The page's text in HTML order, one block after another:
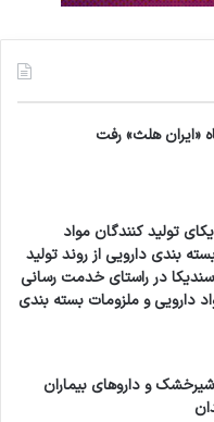
«ایران هلث» رفت
تولید کنندگان مواد
بندی دارویی از روند تولید
سندیکا در راستای خدمت رسانی
دارویی و ملزومات بسته بندی
شیرخشک و داروهای بیماران